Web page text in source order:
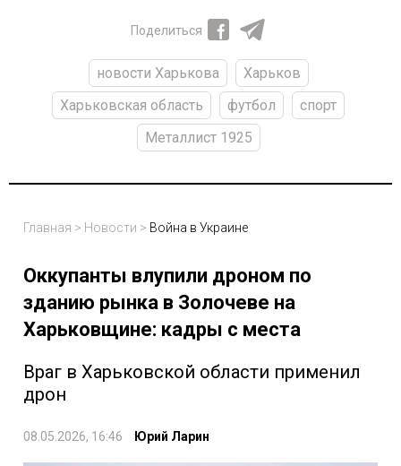
Поделиться
новости Харькова
Харьков
Харьковская область
футбол
спорт
Металлист 1925
Главная > Новости > Война в Украине
Оккупанты влупили дроном по
зданию рынка в Золочеве на
Харьковщине: кадры с места
Враг в Харьковской области применил
дрон
08.05.2026, 16:46 Юрий Ларин